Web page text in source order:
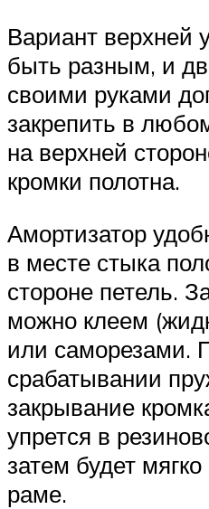
Вариант верхней
быть разным, и
своими руками
закрепить в
на верхней
кромки полотна.
Амортизатор
в месте стыка
стороне петель.
можно клеем
или саморезами.
срабатывании
закрывание
упрется в
затем будет
раме.